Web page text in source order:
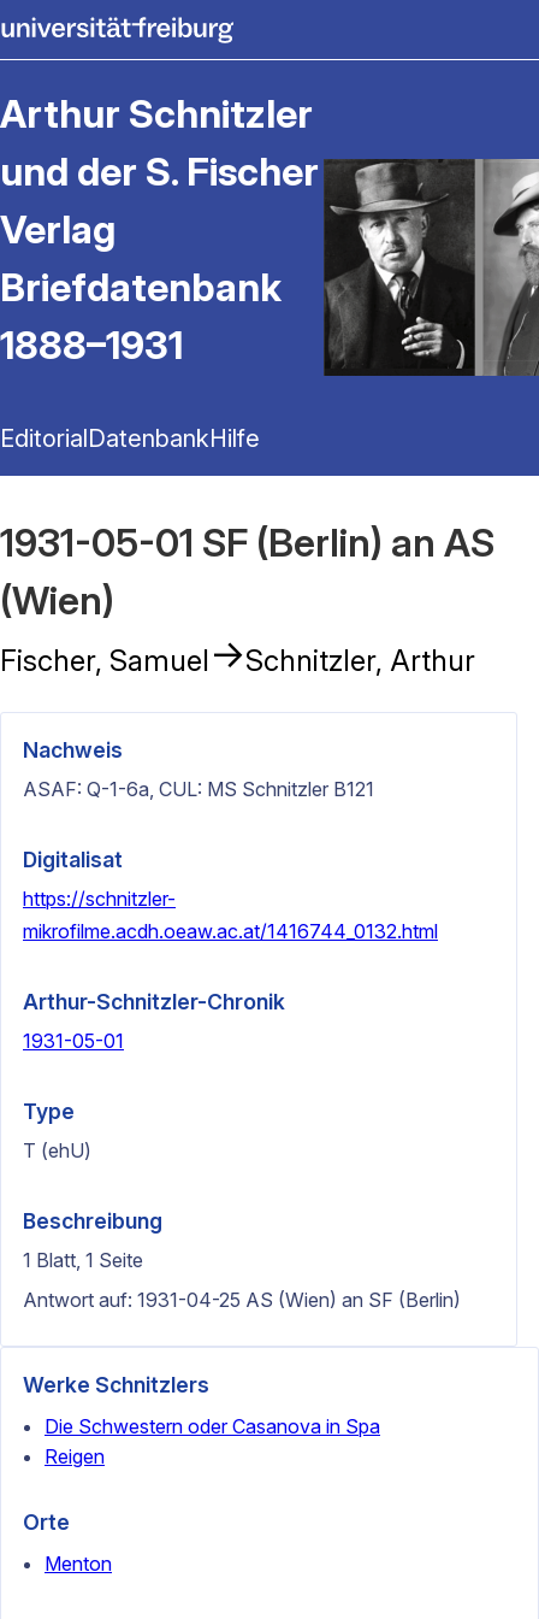
Arthur Schnitzler
und der S. Fischer
Verlag
Briefdatenbank
1888–1931
EditorialDatenbankHilfe
1931-05-01 SF (Berlin) an AS
(Wien)
Fischer, Samuel →Schnitzler, Arthur
Nachweis
ASAF: Q-1-6a, CUL: MS Schnitzler B121
Digitalisat
https://schnitzler-
mikrofilme.acdh.oeaw.ac.at/1416744_0132.html
Arthur-Schnitzler-Chronik
1931-05-01
Type
T (ehU)
Beschreibung
1 Blatt, 1 Seite
Antwort auf: 1931-04-25 AS (Wien) an SF (Berlin)
Werke Schnitzlers
Die Schwestern oder Casanova in Spa
Reigen
Orte
Menton